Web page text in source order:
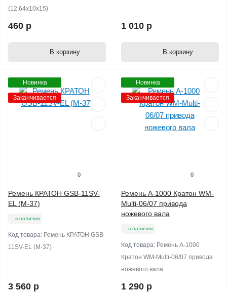
(12.64x10x15)
460 р
В корзину
1 010 р
В корзину
Новинка
Заканчивается
0
Ремень КРАТОН GSB-11SV-
EL (M-37)
в наличии
Код товара: Ремень КРАТОН GSB-
11SV-EL (M-37)
3 560 р
Новинка
Заканчивается
0
Ремень A-1000 Кратон WM-
Multi-06/07 привода
ножевого вала
в наличии
Код товара: Ремень A-1000
Кратон WM-Multi-06/07 привода
ножевого вала
1 290 р